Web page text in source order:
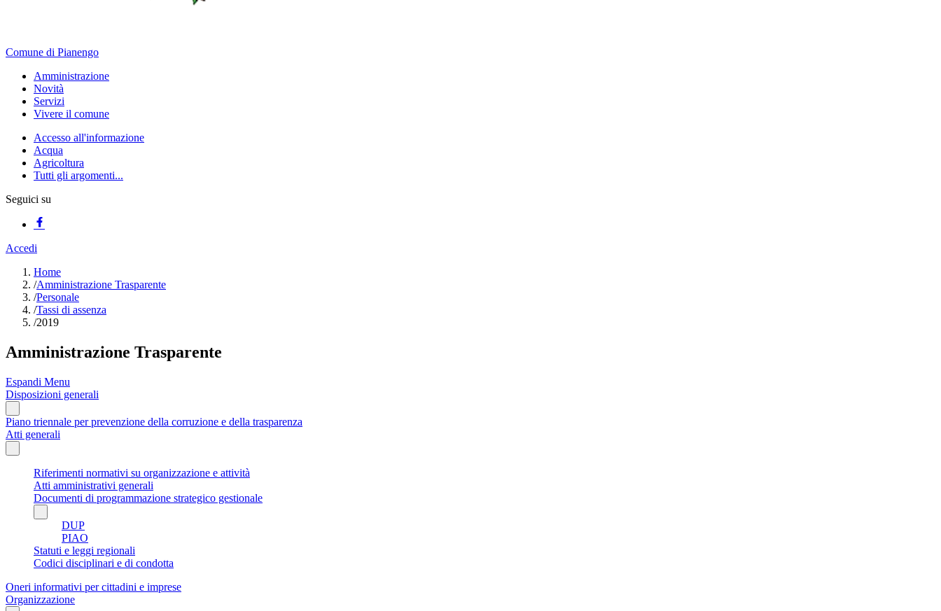
Comune di Pianengo
Amministrazione
Novità
Servizi
Vivere il comune
Accesso all'informazione
Acqua
Agricoltura
Tutti gli argomenti...
Seguici su
Accedi
Home
/Amministrazione Trasparente
/Personale
/Tassi di assenza
/2019
Amministrazione Trasparente
Espandi Menu
Disposizioni generali
Piano triennale per prevenzione della corruzione e della trasparenza
Atti generali
Riferimenti normativi su organizzazione e attività
Atti amministrativi generali
Documenti di programmazione strategico gestionale
DUP
PIAO
Statuti e leggi regionali
Codici disciplinari e di condotta
Oneri informativi per cittadini e imprese
Organizzazione